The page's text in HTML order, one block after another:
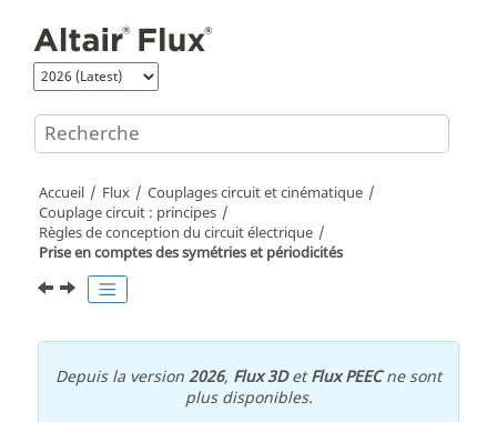
Accueil Flux
Couplages circuit et cinématique
Couplage circuit : principes
Règles de conception du circuit électrique
Prise en comptes des symétries et périodicités
Depuis la version2026, Flux 3DetFlux PEECne sont
plus disponibles.